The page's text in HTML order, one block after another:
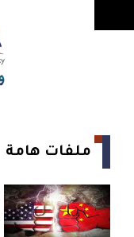
ملفات هامة